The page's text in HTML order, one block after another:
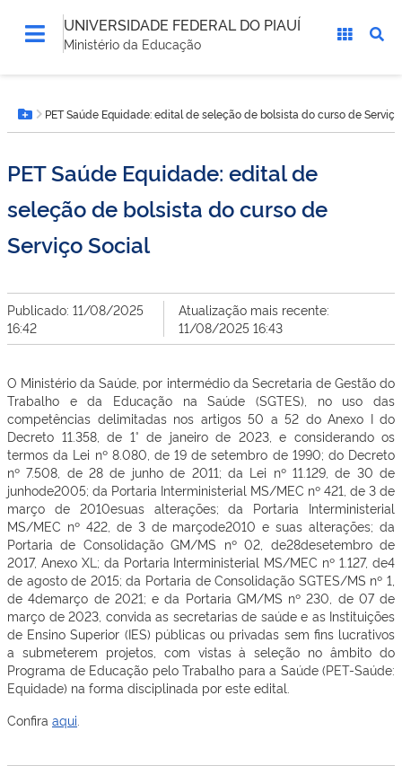
UNIVERSIDADE FEDERAL DO PIAUÍ
Ministério da Educação
está
aqui:Botão Menu
PET Saúde Equidade: edital de seleção de bolsista do curso de
PET Saúde Equidade: edital de
seleção de bolsista do curso de
Serviço Social
Publicado: 11/08/2025
16:42
Atualização mais recente:
11/08/2025 16:43
O Ministério da Saúde, por intermédio da Secretaria de Gestão do
Trabalho e da Educação na Saúde (SGTES), no uso das
competências delimitadas nos artigos 50 a 52 do Anexo I do
Decreto 11.358, de 1° de janeiro de 2023, e considerando os
termos da Lei nº 8.080, de 19 de setembro de 1990; do Decreto
nº 7.508, de 28 de junho de 2011; da Lei nº 11.129, de 30 de
junhode2005; da Portaria Interministerial MS/MEC nº 421, de 3 de
março de 2010esuas alterações; da Portaria Interministerial
MS/MEC nº 422, de 3 de marçode2010 e suas alterações; da
Portaria de Consolidação GM/MS nº 02, de28desetembro de
2017, Anexo XL; da Portaria Interministerial MS/MEC nº 1.127, de4
de agosto de 2015; da Portaria de Consolidação SGTES/MS nº 1,
de 4demarço de 2021; e da Portaria GM/MS nº 230, de 07 de
março de 2023, convida as secretarias de saúde e as Instituições
de Ensino Superior (IES) públicas ou privadas sem fins lucrativos
a submeterem projetos, com vistas à seleção no âmbito do
Programa de Educação pelo Trabalho para a Saúde (PET-Saúde:
Equidade) na forma disciplinada por este edital.
Confira aqui